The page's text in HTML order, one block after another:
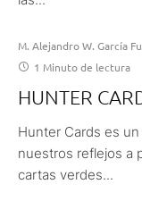
M. Alejandro W. García
1 Minuto de lectura
HUNTER
Hunter Cards es
nuestros reflejos a
cartas verdes...